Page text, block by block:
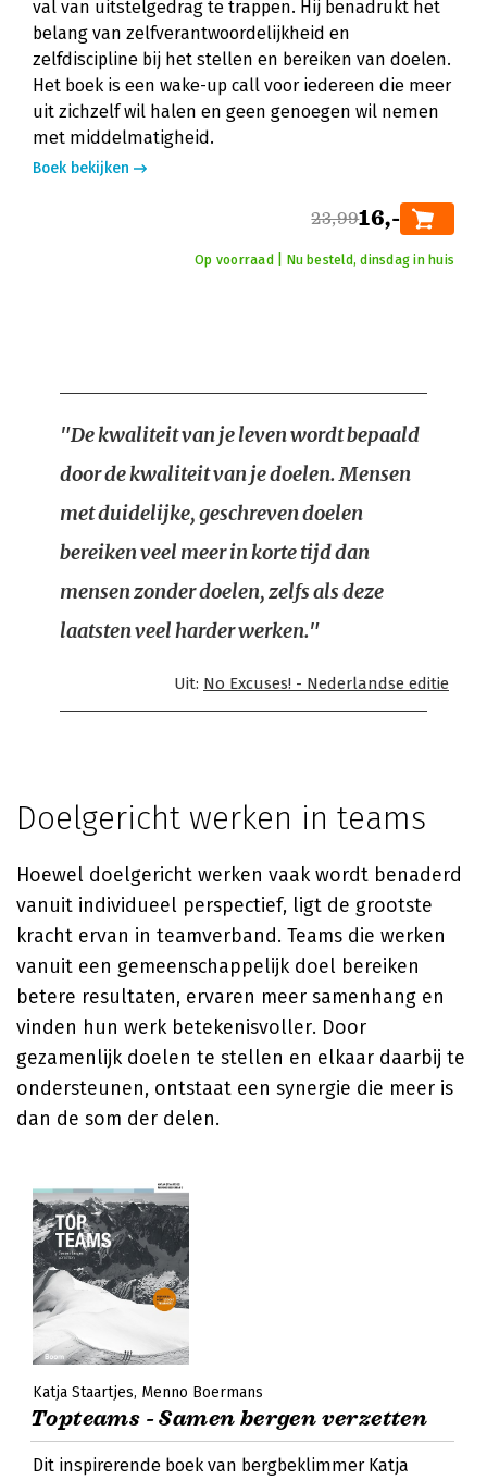
val van uitstelgedrag te trappen. Hij benadrukt het
belang van zelfverantwoordelijkheid en
zelfdiscipline bij het stellen en bereiken van doelen.
Het boek is een wake-up call voor iedereen die meer
uit zichzelf wil halen en geen genoegen wil nemen
met middelmatigheid.
Boek bekijken
23,9916,-
Op voorraad | Nu besteld, dinsdag in huis
"De kwaliteit van je leven wordt bepaald
door de kwaliteit van je doelen. Mensen
met duidelijke, geschreven doelen
bereiken veel meer in korte tijd dan
mensen zonder doelen, zelfs als deze
laatsten veel harder werken."
Uit: No Excuses! - Nederlandse editie
Doelgericht werken in teams
Hoewel doelgericht werken vaak wordt benaderd
vanuit individueel perspectief, ligt de grootste
kracht ervan in teamverband. Teams die werken
vanuit een gemeenschappelijk doel bereiken
betere resultaten, ervaren meer samenhang en
vinden hun werk betekenisvoller. Door
gezamenlijk doelen te stellen en elkaar daarbij te
ondersteunen, ontstaat een synergie die meer is
dan de som der delen.
Katja Staartjes Menno Boermans
Topteams - Samen bergen verzetten
Dit inspirerende boek van bergbeklimmer Katja